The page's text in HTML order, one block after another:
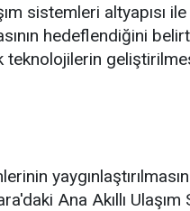
sistemleri altyapısı
hedeflendiğini
Ana Akıllı